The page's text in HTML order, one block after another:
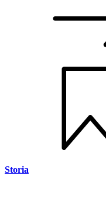
Storia